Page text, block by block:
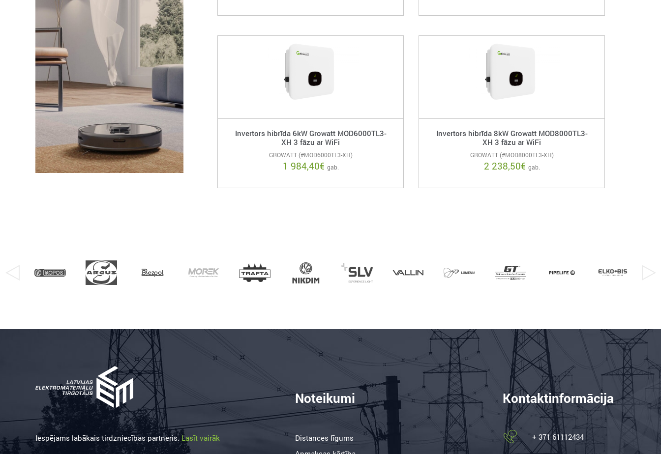
Invertors hibrīda 6kW Growatt MOD6000TL3-
XH 3 fāzu ar WiFi
GROWATT (#MOD6000TL3-XH)
1 984,40€ gab.
Invertors hibrīda 8kW Growatt MOD8000TL3-
XH 3 fāzu ar WiFi
GROWATT (#MOD8000TL3-XH)
2 238,50€ gab.
Iespējams labākais tirdzniecības partneris. Lasīt vairāk
Noteikumi
Distances līgums
Kontaktinformācija
+ 371 61112434